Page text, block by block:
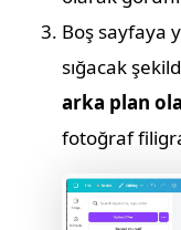
Boş sayfaya
sığacak
arka plan
fotoğraf